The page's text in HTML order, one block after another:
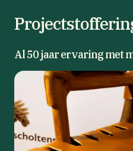
Al 50 jaar ervaring met